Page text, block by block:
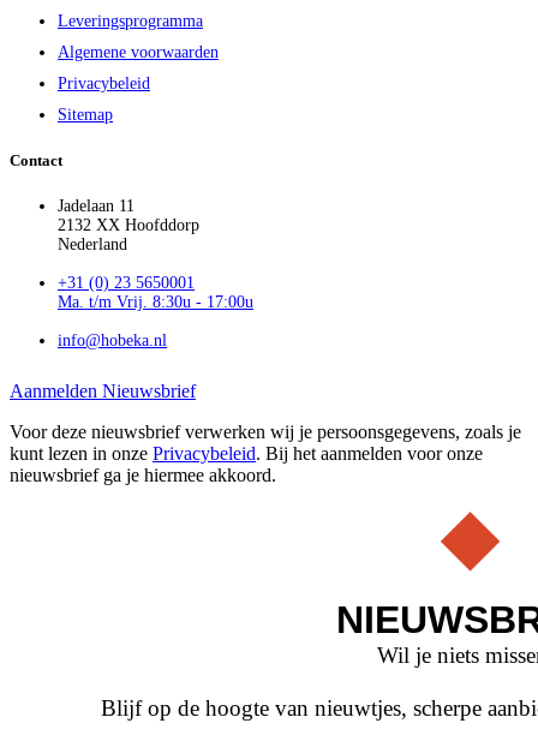
Leveringsprogramma
Algemene voorwaarden
Privacybeleid
Sitemap
Contact
Jadelaan 11
2132 XX Hoofddorp
Nederland
+31 (0) 23 5650001
Ma. t/m Vrij. 8:30u - 17:00u
info@hobeka.nl
Aanmelden Nieuwsbrief
Voor deze nieuwsbrief verwerken wij je persoonsgegevens, zoals je
kunt lezen in onze Privacybeleid. Bij het aanmelden voor onze
nieuwsbrief ga je hiermee akkoord.
Wil je niets
Blijf op de hoogte van nieuwtjes, scherpe